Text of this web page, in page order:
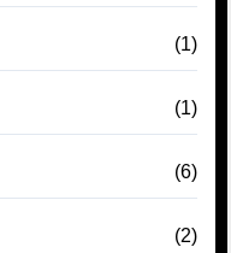
(1)
(1)
(6)
(2)